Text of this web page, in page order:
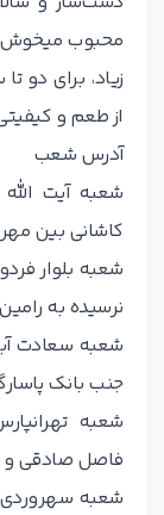
محبوب میخوش
زیاد، برای دو
از طعم و
آدرس شعب
شعبه آیت
کاشانی بین
شعبه بلوار
نرسیده به رامین
شعبه سعادت
جنب بانک
شعبه
فاصل صادقی و
شعبه